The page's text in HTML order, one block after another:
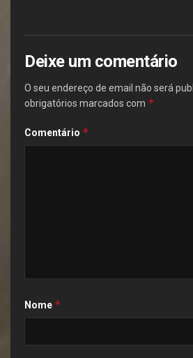
Deixe um comentário
O seu endereço de email não será
obrigatórios marcados com *
Comentário *
Nome *